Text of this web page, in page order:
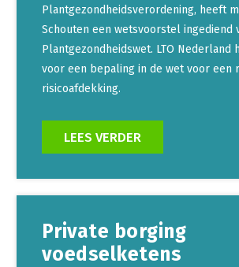
Plantgezondheidsverordening, heeft
Schouten een wetsvoorstel ingediend
Plantgezondheidswet. LTO Nederland
voor een bepaling in de wet voor een
risicoafdekking.
LEES VERDER
Private borging
voedselketens